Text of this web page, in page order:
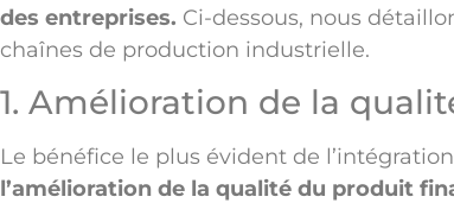
des entreprises. Ci-dessous, nous
chaînes de production industrielle.
1. Amélioration de la
Le bénéfice le plus évident de
l’amélioration de la qualité du produit